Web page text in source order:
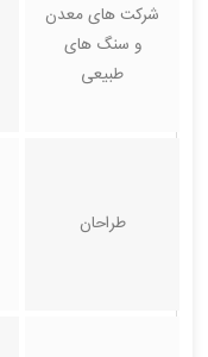
شرکت های معدن
و سنگ های
طبیعی
طراحان